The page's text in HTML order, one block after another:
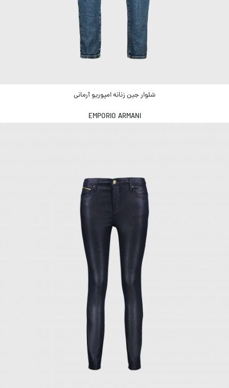
شلوار جین زنانه امپوریو آرمانی
EMPORIO ARMANI